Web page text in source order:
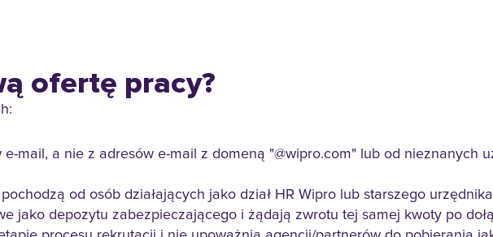
ofertę pracy?
mail, a nie z adresów e-mail z domeną "@wipro.com" lub od nieznanych
od osób działających jako dział HR Wipro lub starszego
jako depozytu zabezpieczającego i żądają zwrotu tej samej kwoty po